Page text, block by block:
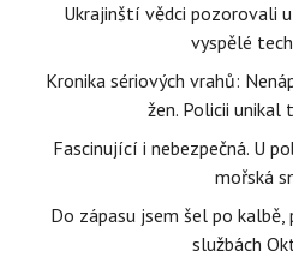
Ukrajinští vědci pozorovali
vyspělé
Kronika sériových vrahů:
žen. Policii
Fascinující i nebezpečná. U
mořská
Do zápasu jsem šel po kalbě,
službách